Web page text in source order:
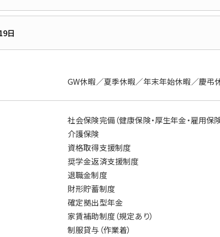
日
GW休暇／夏季休暇／年末年始休暇／慶弔
社会保険完備（健康保険・厚生年金・雇用保
介護保険
資格取得支援制度
奨学金返済支援制度
退職金制度
財形貯蓄制度
確定拠出型年金
家賃補助制度（規定あり）
制服貸与（作業着）